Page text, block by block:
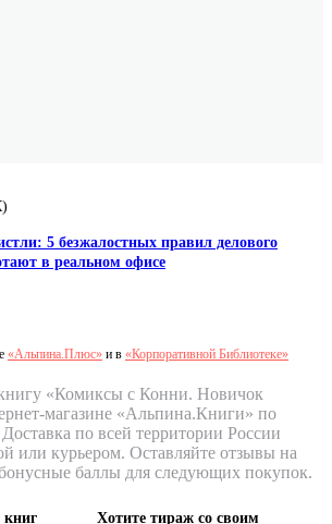
5 безжалостных правил делового
в реальном офисе
«Альпина.Плюс» и в «Корпоративной Библиотеке»
«Комиксы с Конни. Новичок
магазине «Альпина.Книги» по
по всей территории России
или курьером. Оставляйте отзывы на
баллы для следующих покупок.
книг Хотите тираж со своим